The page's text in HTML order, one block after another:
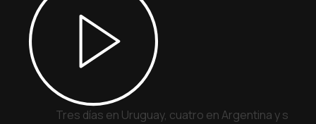
Tres días en Uruguay, cuatro en Argentina y siete